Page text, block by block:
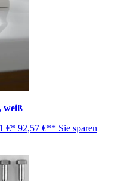
weiß
€* 92,57 €** Sie sparen